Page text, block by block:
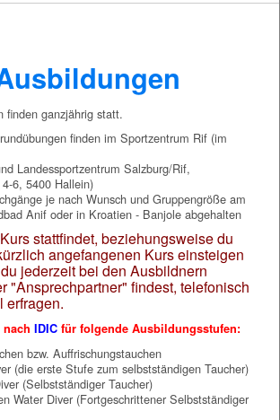
finden ganzjährig statt.
finden im Sportzentrum Rif (im
Landessportzentrum Salzburg/Rif,
6, 5400 Hallein)
je nach Wunsch und Gruppengröße am
Anif oder in Kroatien - Banjole abgehalten
stattfindet, beziehungsweise du
angefangenen Kurs einsteigen
jederzeit bei den Ausbildnern
"Ansprechpartner" findest, telefonisch
erfragen.
IDIC für folgende Ausbildungsstufen:
bzw. Auffrischungstauchen
(die erste Stufe zum selbstständigen Taucher)
(Selbstständiger Taucher)
Water Diver (Fortgeschrittener Selbstständiger